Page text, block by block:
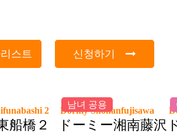
스트 신청하기
2
船橋２
남녀 공용
Dormy Shonanfujisawa
ドーミー湘南藤沢